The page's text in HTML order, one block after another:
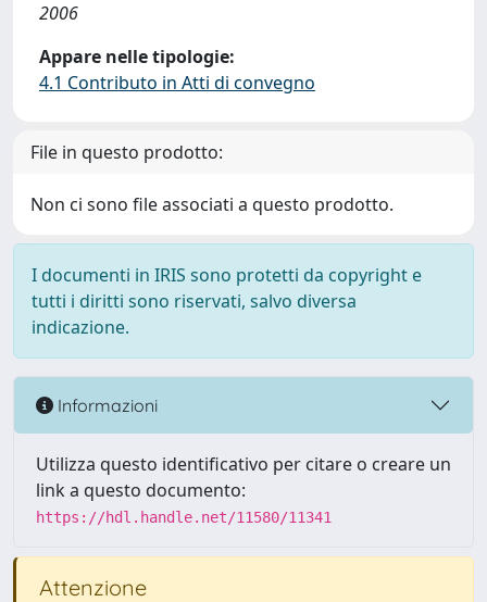
2006
Appare nelle tipologie:
4.1 Contributo in Atti di convegno
File in questo prodotto:
Non ci sono file associati a questo prodotto.
I documenti in IRIS sono protetti da copyright e
tutti i diritti sono riservati, salvo diversa
indicazione.
Informazioni
Utilizza questo identificativo per citare o creare un
link a questo documento:
https://hdl.handle.net/11580/11341
Attenzione